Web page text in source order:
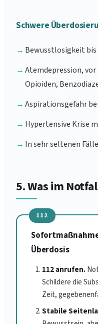
Schwere
→ Bewusstlosigkeit
→ Atemdepression,
Opioiden,
→ Aspirationsgefahr
→ Hypertensive Krise
→ In sehr seltenen
5. Was im
Überdosis
112 anrufen.
Schildere die
Zeit,
Stabile